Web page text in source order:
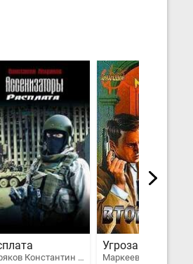
Хохряков Константин Николаевич
Угроза вторжения